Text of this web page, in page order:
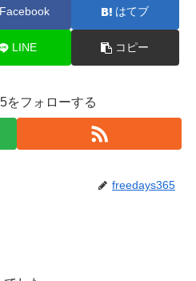
Facebook はてブ
LINE コピー
をフォローする
freedays365